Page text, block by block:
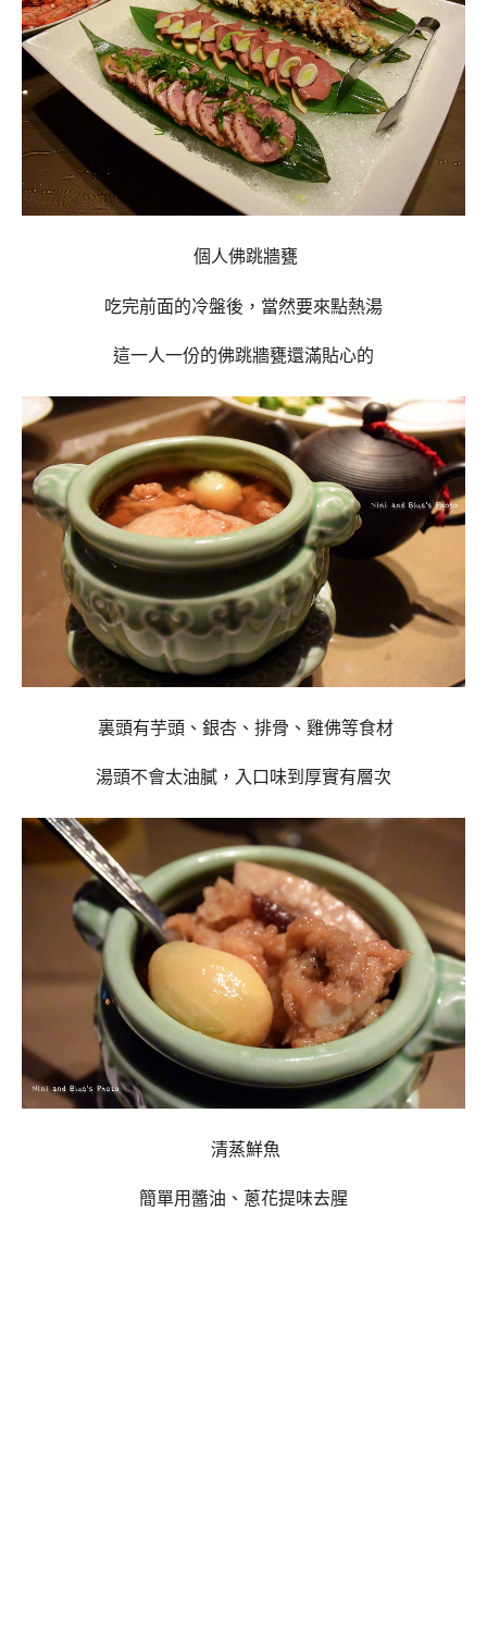
個人佛跳牆甕
吃完前面的冷盤後，當然要來點熱湯
這一人一份的佛跳牆甕還滿貼心的
裏頭有芋頭、銀杏、排骨、雞佛等食材
湯頭不會太油膩，入口味到厚實有層次
清蒸鮮魚
簡單用醬油、蔥花提味去腥